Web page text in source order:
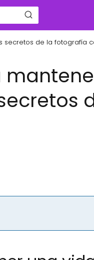
secretos de la fotografía